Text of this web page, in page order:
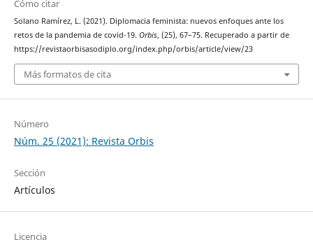
Cómo citar
Solano Ramírez, L. (2021). Diplomacia feminista: nuevos enfoques ante los
retos de la pandemia de covid-19. Orbis, (25), 67–75. Recuperado a partir de
https://revistaorbisasodiplo.org/index.php/orbis/article/view/23
Más formatos de cita
Número
Núm. 25 (2021): Revista Orbis
Sección
Artículos
Licencia